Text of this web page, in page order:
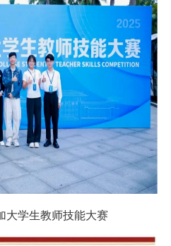
大学生教师技能大赛